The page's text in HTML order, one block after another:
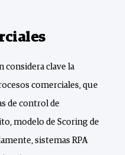
considera clave la
comerciales, que
de control de
modelo de Scoring de
sistemas RPA